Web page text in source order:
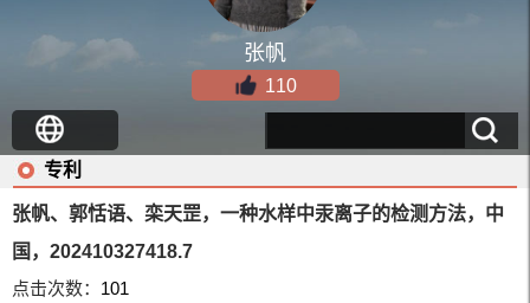
张帆
110
专利
张帆、郭恬语、栾天罡，一种水样中汞离子的检测方法，中
国，202410327418.7
点击次数： 101